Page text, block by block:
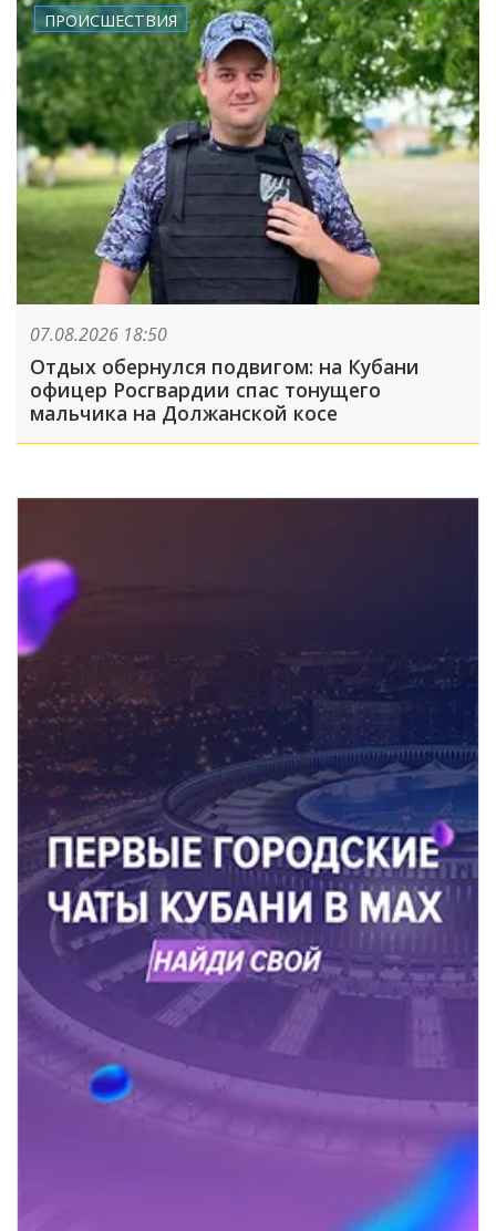
ПРОИСШЕСТВИЯ
07.08.2026 18:50
Отдых обернулся подвигом: на Кубани
офицер Росгвардии спас тонущего
мальчика на Должанской косе